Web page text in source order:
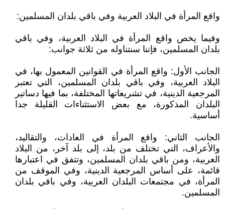
واقع المرأة في البلاد العربية وفي باقي بلدان المسلمين:
وفيما يخص واقع المرأة في البلاد العربية، وفي باقي
بلدان المسلمين، فإننا سنتناوله من ثلاثة جوانب:
الجانب الأول: واقع المرأة في القوانين المعمول بها، في
البلاد العربية، وفي باقي بلدان المسلمين، التي تعتبر
المرجعية الدينية، في تشريعاتها المختلفة، بما فيها دساتير
البلدان المذكورة، مع بعض الاستثناءات القليلة جدا
أساسية.
الجانب الثاني: واقع المرأة في العادات، والتقاليد،
والأعراف، التي تختلف من بلد، إلى بلد آخر، من البلاد
العربية، ومن باقي بلدان المسلمين، وتتفق في اعتبارها
قائمة، على أساس المرجعية الدينية، وفي الموقف من
المرأة، في مجتمعات البلدان العربية، وفي باقي بلدان
المسلمين.